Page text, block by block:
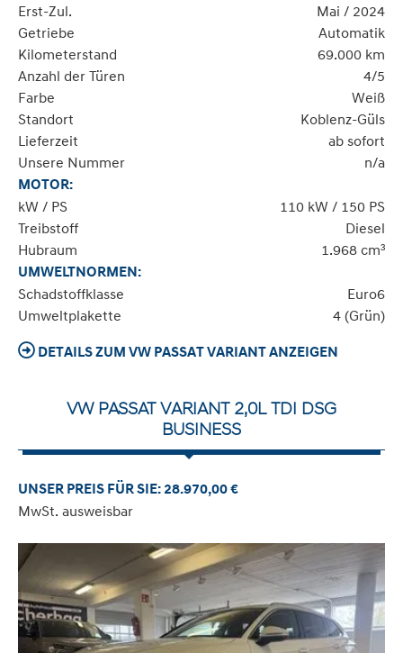
Erst-Zul.
Mai / 2024
Getriebe
Automatik
Kilometerstand
69.000 km
Anzahl der Türen
4/5
Farbe
Weiß
Standort
Koblenz-Güls
Lieferzeit
ab sofort
Unsere Nummer
n/a
MOTOR:
kW / PS
110 kW / 150 PS
Treibstoff
Diesel
Hubraum
1.968 cm³
UMWELTNORMEN:
Schadstoffklasse
Euro6
Umweltplakette
4 (Grün)
DETAILS ZUM VW PASSAT VARIANT ANZEIGEN
VW PASSAT VARIANT 2,0L TDI DSG
BUSINESS
UNSER PREIS FÜR SIE: 28.970,00 €
MwSt. ausweisbar